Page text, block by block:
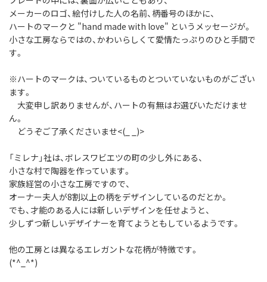
メーカーのロゴ、絵付けした人の名前、柄番号のほかに、
ハートのマークと "hand made with love" というメッセージが。
小さな工房ならではの、かわいらしくて愛情たっぷりのひと手間で
す。
※ハートのマークは、ついているものとついていないものがござい
ます。
大変申し訳ありませんが、ハートの有無はお選びいただけませ
ん。
どうぞご了承くださいませ<(_ _)>
「ミレナ」社は、ボレスワビエツの町の少し外にある、
小さな村で陶器を作っています。
家族経営の小さな工房ですので、
オーナー夫人が8割以上の柄をデザインしているのだとか。
でも、才能のある人には新しいデザインを任せようと、
少しずつ新しいデザイナーを育てようともしているようです。
他の工房とは異なるエレガントな花柄が特徴です。
(*^_^*)